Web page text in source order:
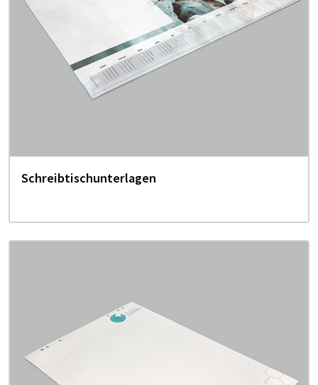
Schreibtischunterlagen